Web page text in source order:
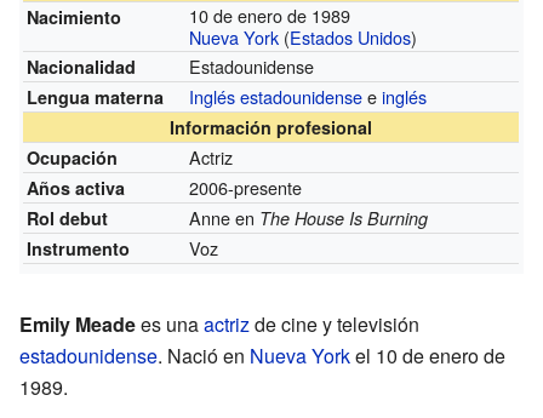
Nacimiento
10 de enero de 1989
Nueva York (Estados Unidos)
Nacionalidad Estadounidense
Lengua materna Inglés estadounidenseeinglés
Información profesional
Ocupación
Actriz
Años activa 2006-presente
Rol debut Anne en The House Is Burning
Instrumento
Voz
Emily Meadees unaactrizde cine y televisión
estadounidense. Nació en Nueva Yorkel 10 de enero de
1989.